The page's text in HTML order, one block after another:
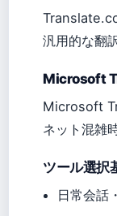
汎用的な翻
Microsoft
Microsoft
ネット混雑
ツール選択
日常会話